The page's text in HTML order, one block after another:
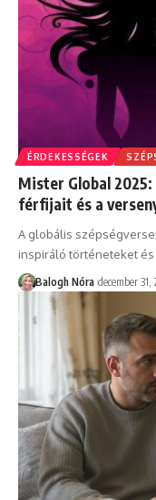
ÉRDEKESSÉGEK
Mister Global 2025:
férfijait és a
A globális
inspiráló történeteket
Balogh Nóra december 31,